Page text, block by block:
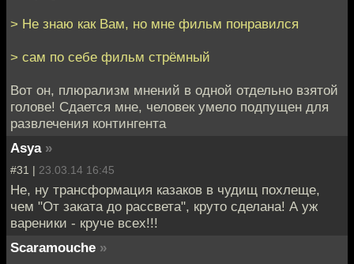
> Не знаю как Вам, но мне фильм понравился
> сам по себе фильм стрёмный
Вот он, плюрализм мнений в одной отдельно взятой
голове! Сдается мне, человек умело подпущен для
развлечения контингента
Asya »
#31 | 23.03.14 16:45
Не, ну трансформация казаков в чудищ похлеще,
чем "От заката до рассвета", круто сделана! А уж
вареники - круче всех!!!
Scaramouche »